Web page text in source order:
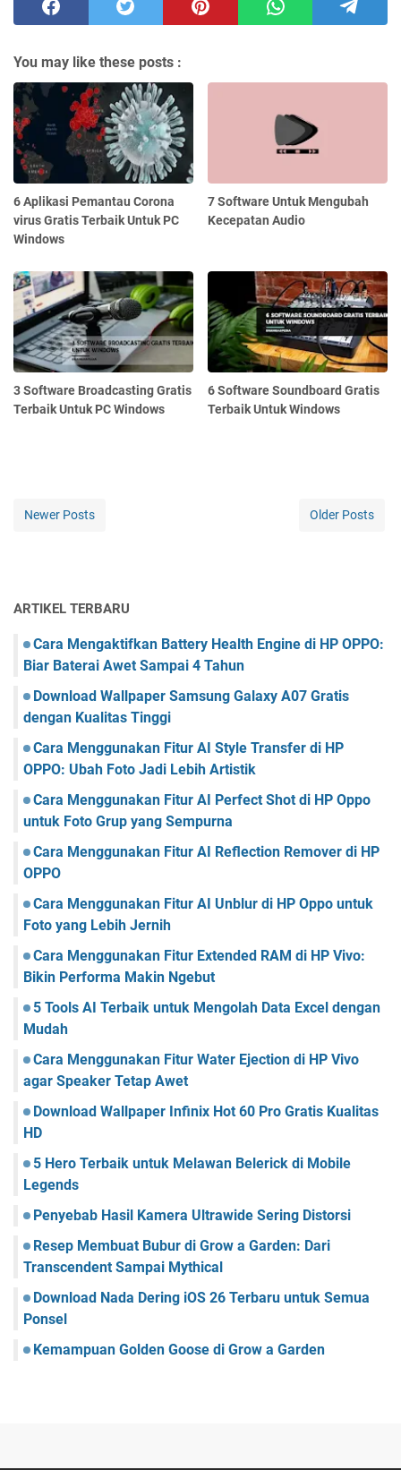
You may like these posts :
6 Aplikasi Pemantau Corona
virus Gratis Terbaik Untuk PC
Windows
7 Software Untuk Mengubah
Kecepatan Audio
3 Software Broadcasting Gratis
Terbaik Untuk PC Windows
6 Software Soundboard Gratis
Terbaik Untuk Windows
Newer Posts Older Posts
ARTIKEL TERBARU
Cara Mengaktifkan Battery Health Engine di HP OPPO:
Biar Baterai Awet Sampai 4 Tahun
Download Wallpaper Samsung Galaxy A07 Gratis
dengan Kualitas Tinggi
Cara Menggunakan Fitur AI Style Transfer di HP
OPPO: Ubah Foto Jadi Lebih Artistik
Cara Menggunakan Fitur AI Perfect Shot di HP Oppo
untuk Foto Grup yang Sempurna
Cara Menggunakan Fitur AI Reflection Remover di HP
OPPO
Cara Menggunakan Fitur AI Unblur di HP Oppo untuk
Foto yang Lebih Jernih
Cara Menggunakan Fitur Extended RAM di HP Vivo:
Bikin Performa Makin Ngebut
5 Tools AI Terbaik untuk Mengolah Data Excel dengan
Mudah
Cara Menggunakan Fitur Water Ejection di HP Vivo
agar Speaker Tetap Awet
Download Wallpaper Infinix Hot 60 Pro Gratis Kualitas
HD
5 Hero Terbaik untuk Melawan Belerick di Mobile
Legends
Penyebab Hasil Kamera Ultrawide Sering Distorsi
Resep Membuat Bubur di Grow a Garden: Dari
Transcendent Sampai Mythical
Download Nada Dering iOS 26 Terbaru untuk Semua
Ponsel
Kemampuan Golden Goose di Grow a Garden